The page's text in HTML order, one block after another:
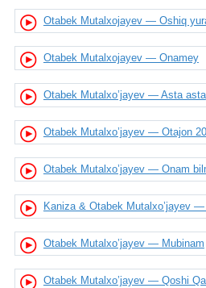
Otabek Mutalxojayev — Oshiq
Otabek Mutalxojayev — Onamey
Otabek Mutalxo’jayev — Asta asta
Otabek Mutalxo’jayev — Otajon
Otabek Mutalxo’jayev — Onam
Kaniza & Otabek Mutalxo’jayev
Otabek Mutalxo’jayev — Mubinam
Otabek Mutalxo’jayev — Qoshi